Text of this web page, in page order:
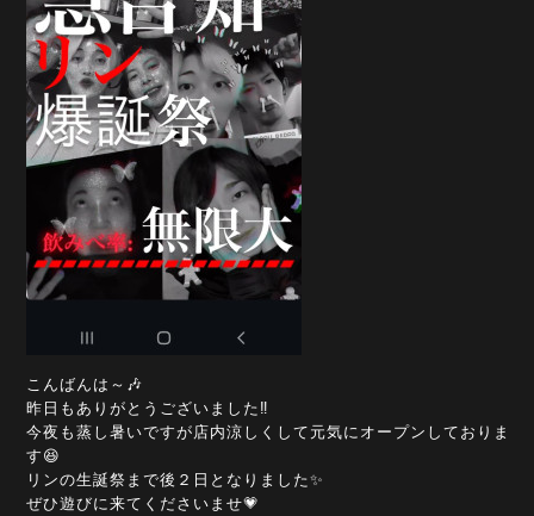
こんばんは～🎶
昨日もありがとうございました‼️
今夜も蒸し暑いですが店内涼しくして元気にオープンしておりま
す😆
リンの生誕祭まで後２日となりました✨
ぜひ遊びに来てくださいませ💗